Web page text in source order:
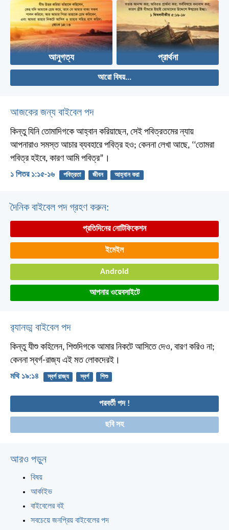
আনুগত্য প্রার্থনা
আরো বিষয়...
আজকের জন্য বাইবেল পদ
কিন্তু যিনি তোমাদিগকে আহ্বান করিয়াছেন, সেই পবিত্রতমের ন্যায়
আপনারাও সমস্ত আচার ব্যবহারে পবিত্র হও; কেননা লেখা আছে, ‘‘তোমরা
পবিত্র হইবে, কারণ আমি পবিত্র”।
১ পিতর ১:১৫-১৬ পবিত্রতা জীবন আহ্বান করা
দৈনিক বাইবেল পদ গ্রহণ করুন:
প্রতিদিনের নোটিফিকেশন
ইমেইল
Android
আপনার ওয়েবসাইটে
র‌্যানড্ম বাইবেল পদ
কিন্তু যীশু কহিলেন, শিশুদিগকে আমার নিকটে আসিতে দেও, বারণ করিও না;
কেননা স্বর্গ-রাজ্য এই মত লোকদেরই।
মথি ১৯:১৪ স্বর্গ রাজ্য স্বর্গ শিশু
পরবর্তী পদ !
ছবি সহ
আরও পড়ুন
বিষয়
আর্কাইভ
বাইবেলের বই
সবচেয়ে জনপ্রিয় বাইবেলের পদ